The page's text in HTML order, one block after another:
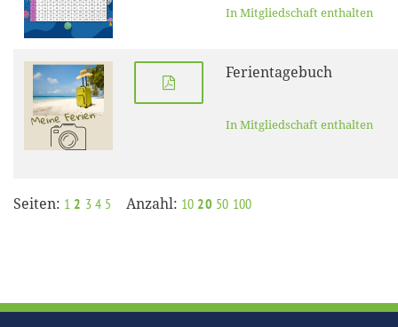
In Mitgliedschaft enthalten
Ferientagebuch
In Mitgliedschaft enthalten
Seiten: 1 2 3 4 5 Anzahl: 10 20 50 100